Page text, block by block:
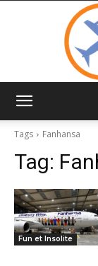
Tags
Fanhansa
Tag:
Fun et Insolite